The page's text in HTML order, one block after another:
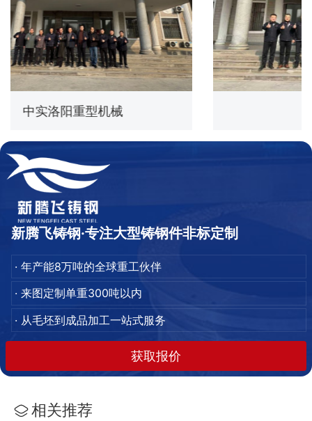
中信重工
新腾飞铸钢·专注大型铸钢件非标定制
· 年产能8万吨的全球重工伙伴
· 来图定制单重300吨以内
· 从毛坯到成品加工一站式服务
获取报价
相关推荐